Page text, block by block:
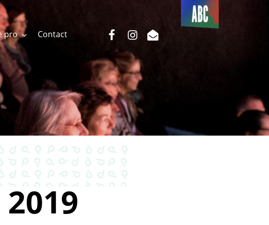
pro Contact
Du côté
de l’ABC
facebookinstagram
email
2019